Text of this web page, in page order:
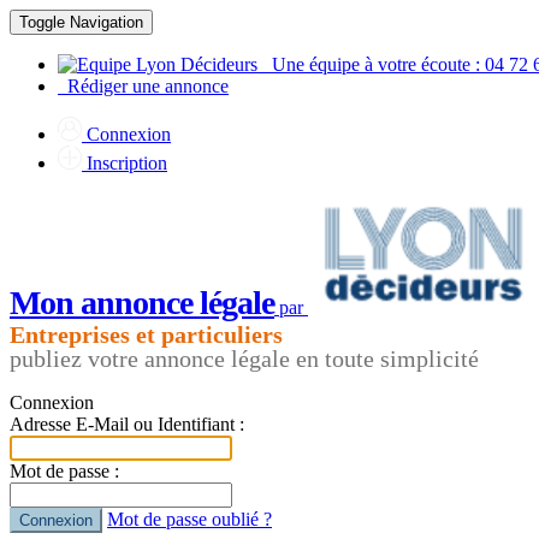
Toggle Navigation
Une équipe à votre écoute : 04 72
Rédiger une annonce
Connexion
Inscription
Mon annonce légalepar
Entreprises et particuliers
publiez votre annonce légale en toute simplicité
Connexion
Adresse E-Mail ou Identifiant :
Mot de passe :
Connexion Mot de passe oublié ?